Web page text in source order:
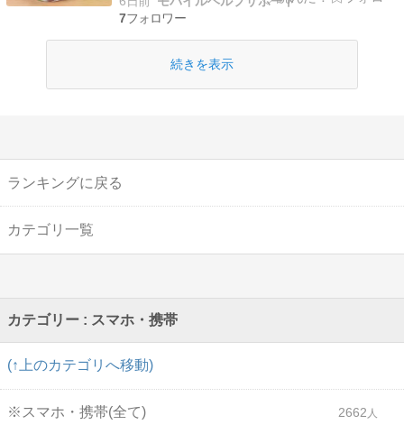
時、「ゴミ箱はどこにあるの？」と疑問に思った
ことはありませんか。パソコンならデスクト […]
7
続きを表示
ランキングに戻る
カテゴリ一覧
カテゴリー : スマホ・携帯
(↑上のカテゴリへ移動)
※スマホ・携帯(全て) 2662